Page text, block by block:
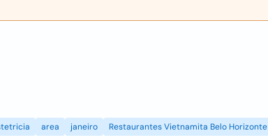
area janeiro Restaurantes Vietnamita Belo Horizonte